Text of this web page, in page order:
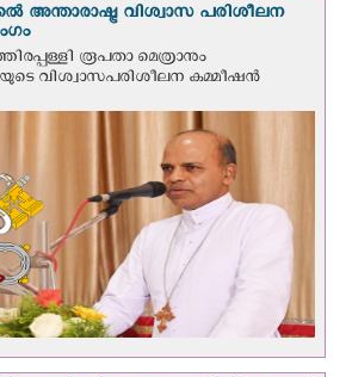
അന്താരാഷ്ട്ര വിശ്വാസ പരിശീലന
രൂപതാ മെത്രാനും
വിശ്വാസപരിശീലന കമ്മീഷൻ